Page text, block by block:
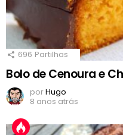
696 Partilhas
Bolo de Cenoura e
porHugo
8 anos atrás